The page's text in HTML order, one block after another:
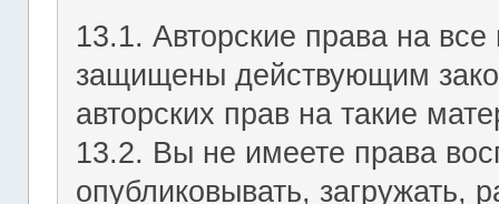
13.1. Авторские права на
защищены действующим
авторских прав на такие
13.2. Вы не имеете права
опубликовывать, загружать,